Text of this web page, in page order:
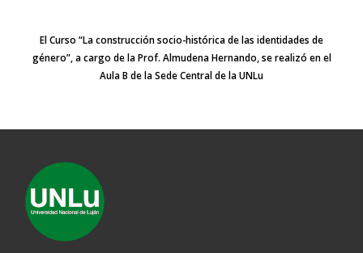
El Curso “La construcción socio-histórica de las identidades de
género”, a cargo de la Prof. Almudena Hernando, se realizó en el
Aula B de la Sede Central de la UNLu